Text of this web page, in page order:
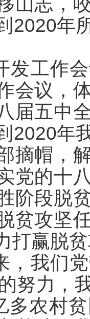
2020年
发工作
会议，
届五中
2020年
摘帽，
党的十
阶段脱
贫攻坚
打赢脱
，我们
努力，
多农村